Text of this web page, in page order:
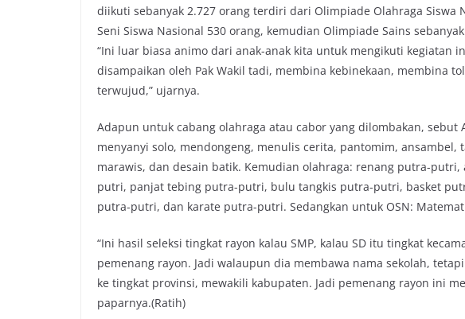
diikuti sebanyak 2.727 orang terdiri dari Olimpiade Olahraga Siswa
Seni Siswa Nasional 530 orang, kemudian Olimpiade Sains
“Ini luar biasa animo dari anak-anak kita untuk mengikuti kegiatan
disampaikan oleh Pak Wakil tadi, membina kebinekaan, membina
terwujud,” ujarnya.
Adapun untuk cabang olahraga atau cabor yang dilombakan, sebut
menyanyi solo, mendongeng, menulis cerita, pantomim,
marawis, dan desain batik. Kemudian olahraga: renang putra-
putri, panjat tebing putra-putri, bulu tangkis putra-putri, basket
putra-putri, dan karate putra-putri. Sedangkan untuk OSN:
“Ini hasil seleksi tingkat rayon kalau SMP, kalau SD itu tingkat
pemenang rayon. Jadi walaupun dia membawa nama sekolah,
ke tingkat provinsi, mewakili kabupaten. Jadi pemenang rayon ini
paparnya.(Ratih)